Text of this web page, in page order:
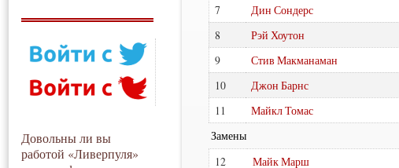
Довольны ли вы
работой «Ливерпуля»
7
Дин Сондерс
8
Рэй Хоутон
9
Стив Макманаман
10
Джон Барнс
11
Майкл Томас
Замены
12
Майк Марш